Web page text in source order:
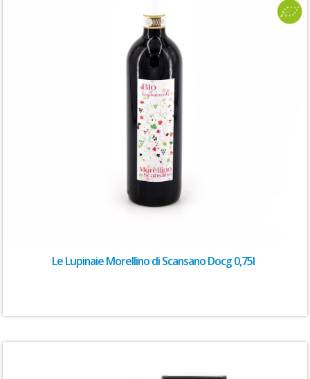
Le Lupinaie Morellino di Scansano Docg 0,75l